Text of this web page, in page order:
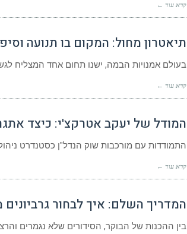
קרא עוד ←
תיאטרון מחול: המקום בו תנועה
בעולם אמנויות הבמה, ישנו תחום אחד המצליח
קרא עוד ←
המודל של יעקב אטרקצ'י: כיצד
התמודדות עם מורכבות שוק הנדל"ן כסטנדרט
קרא עוד ←
המדריך השלם: איך לבחור
בין ההכנות של הבוקר, הסידורים שלא נגמרים